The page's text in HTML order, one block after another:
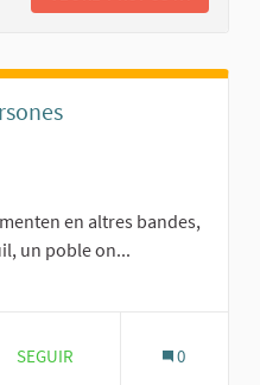
en altres bandes,
un poble on...
Comunitat i benestar
7 SEGUIDORES
SEGUIR 0